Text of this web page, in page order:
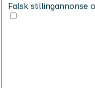
Falsk stillingannonse